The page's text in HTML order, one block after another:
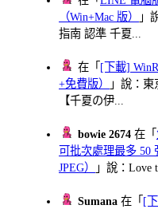
（Win+Mac 版）
」
指南 認準 千夏...
在「 [下載]
+免費版）
」說：
【千夏の伊...
bowie 2674 在「
可批次處理最多 50
JPEG）
」說：Love
Sumana 在「 [